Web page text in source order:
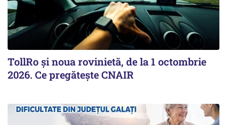
TollRo şi noua rovinietă, de la 1 octombrie
2026. Ce pregăteşte CNAIR